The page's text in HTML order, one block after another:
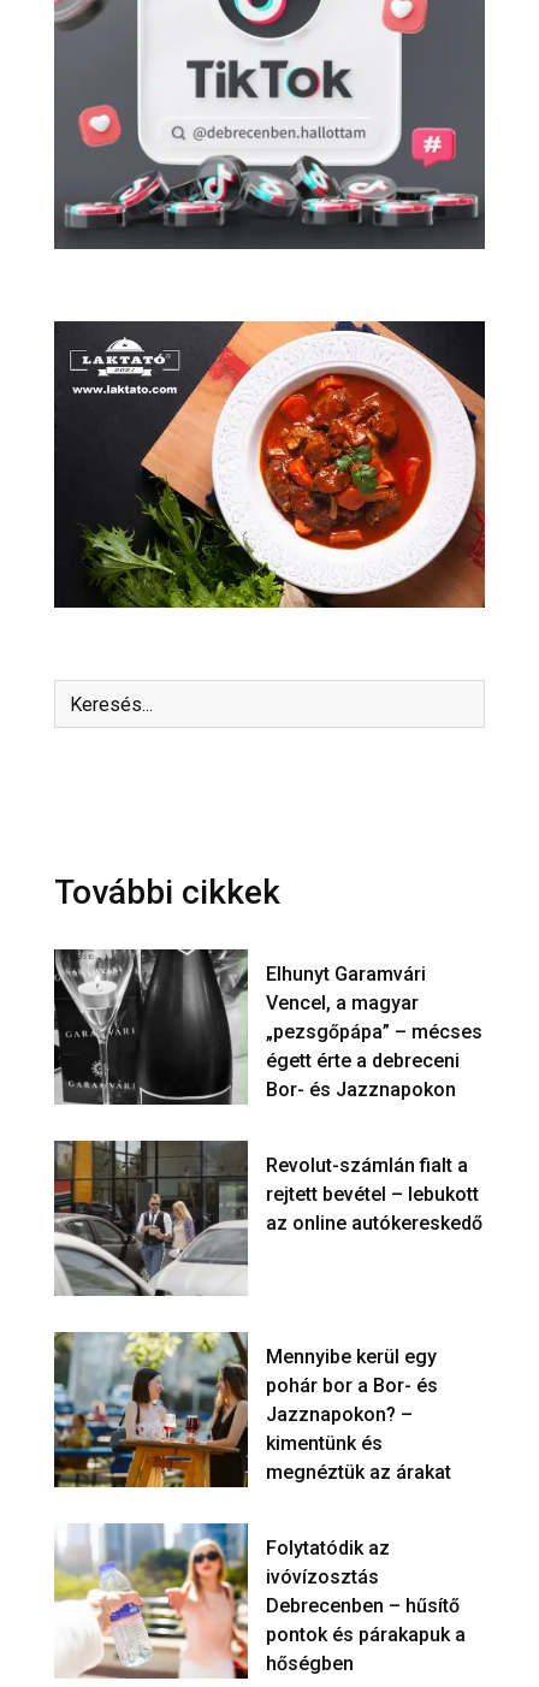
További cikkek
Elhunyt Garamvári
Vencel, a magyar
„pezsgőpápa” – mécses
égett érte a debreceni
Bor- és Jazznapokon
Revolut-számlán fialt a
rejtett bevétel – lebukott
az online autókereskedő
Mennyibe kerül egy
pohár bor a Bor- és
Jazznapokon? –
kimentünk és
megnéztük az árakat
Folytatódik az
ivóvízosztás
Debrecenben – hűsítő
pontok és párakapuk a
hőségben